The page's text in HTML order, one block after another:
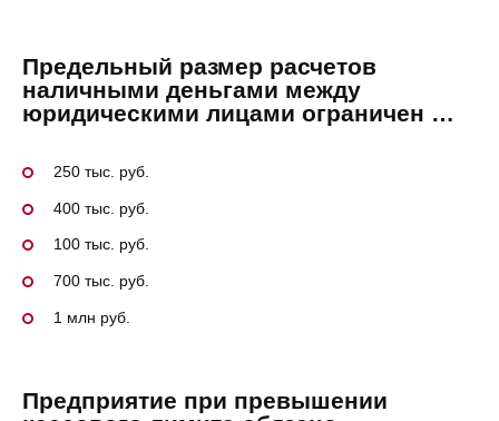
Предельный размер расчетов
наличными деньгами между
юридическими лицами ограничен …
250 тыс. руб.
400 тыс. руб.
100 тыс. руб.
700 тыс. руб.
1 млн руб.
Предприятие при превышении